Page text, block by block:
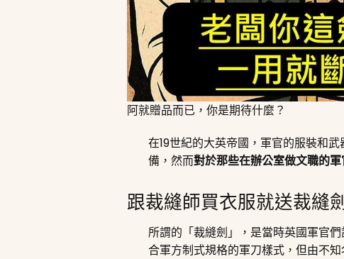
阿就贈品而已，你是期待什麼？
在19世紀的大英帝國，軍官的服裝和
備，然而對於那些在辦公室做文職的
跟裁縫師買衣服就送裁縫
所謂的「裁縫劍」，是當時英國軍官
合軍方制式規格的軍刀樣式，但由不